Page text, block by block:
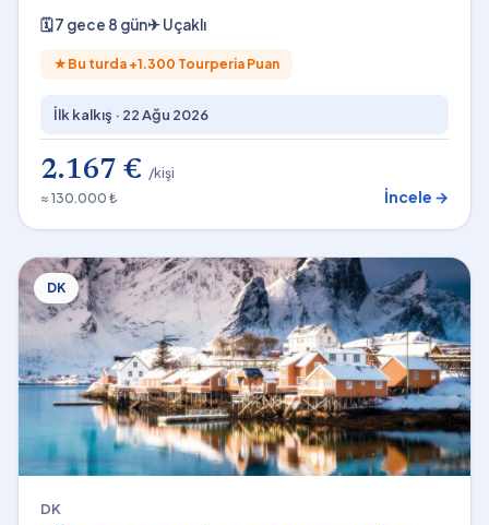
🗓7 gece 8 gün✈Uçaklı
★ Bu turda +1.300 Tourperia Puan
İlk kalkış · 22 Ağu 2026
2.167 € /kişi
≈ 130.000 ₺
İncele →
DK
DK